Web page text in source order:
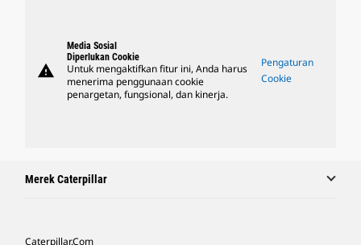
warning
Media Sosial
Diperlukan Cookie
Untuk mengaktifkan fitur ini, Anda harus
menerima penggunaan cookie
penargetan, fungsional, dan kinerja.
Pengaturan
Cookie
Merek Caterpillar
Caterpillar.com